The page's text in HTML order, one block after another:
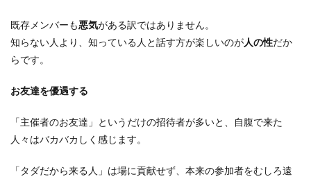
既存メンバーも悪気がある訳ではありません。
知らない人より、知っている人と話す方が楽しいのが人の性だか
らです。
お友達を優遇する
「主催者のお友達」というだけの招待者が多いと、自腹で来た
人々はバカバカしく感じます。
「タダだから来る人」は場に貢献せず、本来の参加者をむしろ遠